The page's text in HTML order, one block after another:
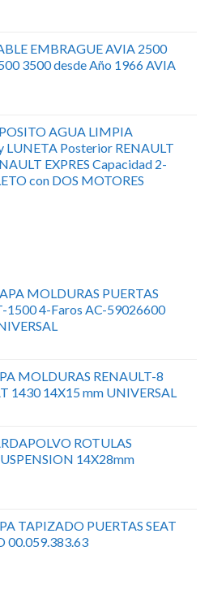
EMBRAGUE AVIA 2500
3500 desde Año 1966 AVIA
AGUA LIMPIA
LUNETA Posterior RENAULT
EXPRES Capacidad 2-
con DOS MOTORES
MOLDURAS PUERTAS
1500 4-Faros AC-59026600
MOLDURAS RENAULT-8
1430 14X15 mm UNIVERSAL
ROTULAS
14X28mm
TAPIZADO PUERTAS SEAT
00.059.383.63